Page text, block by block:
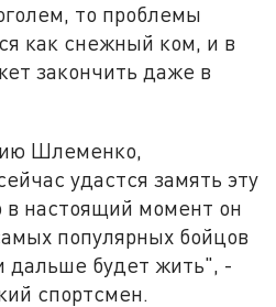
то проблемы
как снежный ком, и в
закончить даже в
Шлеменко,
удастся замять эту
в настоящий момент он
популярных бойцов
дальше будет жить", -
спортсмен.